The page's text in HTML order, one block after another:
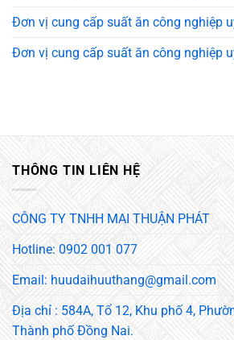
Đơn vị cung cấp suất ăn công nghiệp
Đơn vị cung cấp suất ăn công nghiệp
THÔNG TIN LIÊN HỆ
CÔNG TY TNHH MAI THUẬN PHÁT
Hotline: 0902 001 077
Email: huudaihuuthang@gmail.com
Địa chỉ : 584A, Tổ 12, Khu phố 4,
Thành phố Đồng Nai.